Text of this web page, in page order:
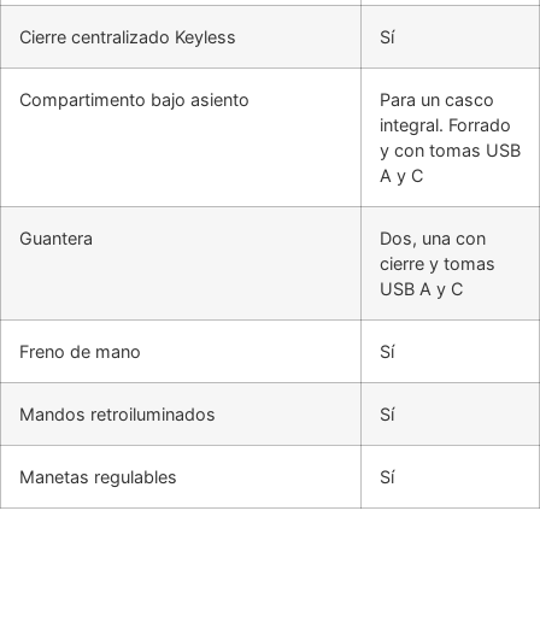
Cierre centralizado Keyless Sí
Compartimento bajo asiento
Para un casco
integral. Forrado
y con tomas USB
A y C
Guantera
Dos, una con
cierre y tomas
USB A y C
Freno de mano Sí
Mandos retroiluminados Sí
Manetas regulables Sí